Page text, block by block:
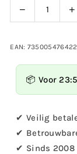
Verringern
Sie
Menge
Magnet
-
-
EAN:
📦 Voor
✔ Veilig
✔
✔ Sinds 2008